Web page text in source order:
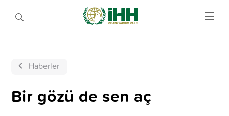
Haberler
Bir gözü de sen aç